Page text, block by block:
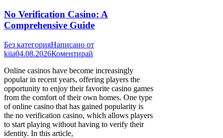
No Verification Casino: A
Comprehensive Guide
Без категорияНаписано от
kiia04.08.2026Коментирай
Online casinos have become increasingly
popular in recent years, offering players the
opportunity to enjoy their favorite casino games
from the comfort of their own homes. One type
of online casino that has gained popularity is
the no verification casino, which allows players
to start playing without having to verify their
identity. In this article,